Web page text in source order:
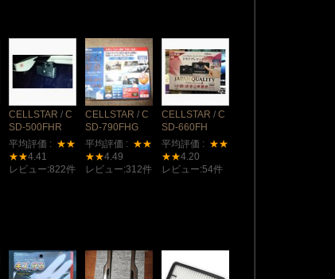
CELLSTAR / C
SD-500FHR
平均評価 : ★★
★★4.41
レビュー:822件
CELLSTAR / C
SD-790FHG
平均評価 : ★★
★★4.49
レビュー:312件
CELLSTAR / C
SD-660FH
平均評価 : ★★
★★4.20
レビュー:54件